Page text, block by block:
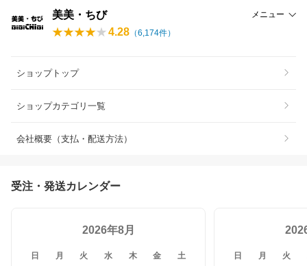
美美・ちび メニュー
4.28 （6,174件）
ショップトップ
ショップカテゴリ一覧
会社概要（支払・配送方法）
受注・発送カレンダー
2026年8月
日 月 火 水 木 金 土 日 月 火